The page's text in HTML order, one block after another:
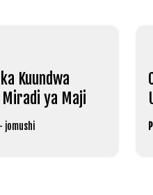
Kuundwa
ya Maji
jomushi